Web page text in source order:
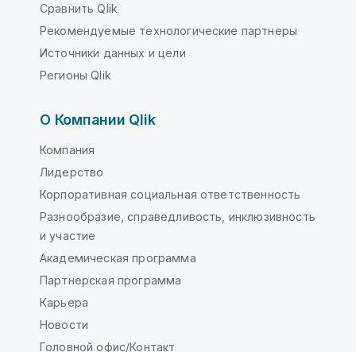
Сравнить Qlik
Рекомендуемые технологические партнеры
Источники данных и цели
Регионы Qlik
О Компании Qlik
Компания
Лидерство
Корпоративная социальная ответственность
Разнообразие, справедливость, инклюзивность
и участие
Академическая программа
Партнерская программа
Карьера
Новости
Головной офис/Контакт